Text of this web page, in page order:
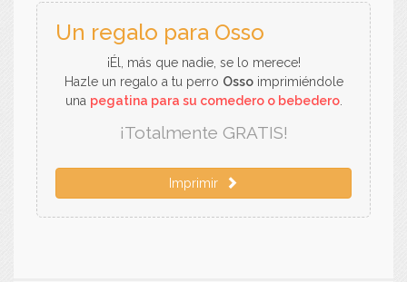
Un regalo para Osso
¡Él, más que nadie, se lo merece!
Hazle un regalo a tu perro Ossoimprimiéndole
una pegatina para su comedero o bebedero.
¡Totalmente GRATIS!
Imprimir